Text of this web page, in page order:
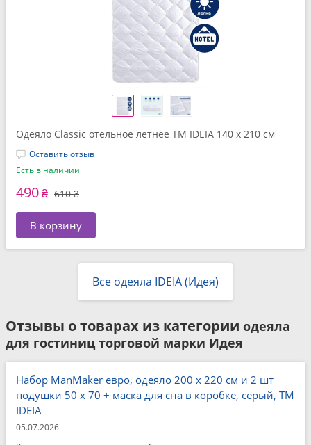
Одеяло Classic отельное летнее ТМ IDEIA 140 x 210 см
Оставить отзыв
Есть в наличии
490₴ 610 ₴
В корзину
Все одеяла IDEIA (Идея)
Отзывы о товарах из категории одеяла
для гостиниц торговой марки Идея
Набор ManMaker евро, одеяло 200 x 220 см и 2 шт
подушки 50 x 70 + маска для сна в коробке, серый, ТМ
IDEIA
05.07.2026